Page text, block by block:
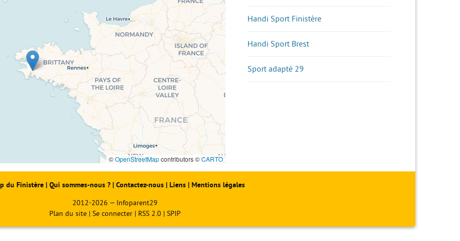
©OpenStreetMapcontributors ©CARTO
Handi Sport Finistère
Handi Sport Brest
Sport adapté 29
du Finistère| Qui sommes-nous ? | Contactez-nous| Liens| Mentions légales
2012-2026 — Infoparent29
Plan du site | Se connecter | RSS 2.0 | SPIP